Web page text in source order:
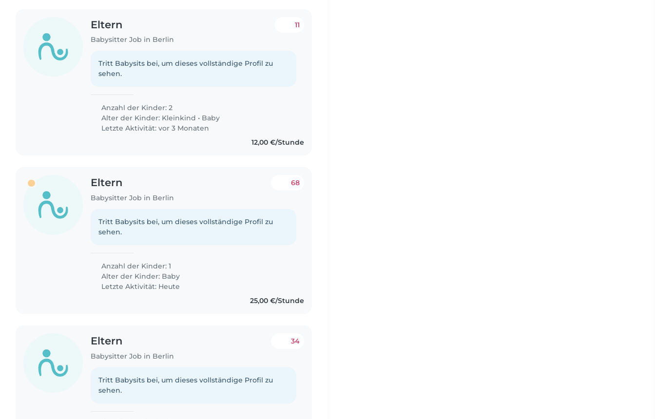
Eltern
Babysitter Job in Berlin
11
Tritt Babysits bei, um dieses vollständige Profil zu
sehen.
Anzahl der Kinder: 2
Alter der Kinder: Kleinkind • Baby
Letzte Aktivität: vor 3 Monaten
12,00 €/Stunde
Eltern
Babysitter Job in Berlin
68
Tritt Babysits bei, um dieses vollständige Profil zu
sehen.
Anzahl der Kinder: 1
Alter der Kinder: Baby
Letzte Aktivität: Heute
25,00 €/Stunde
Eltern
Babysitter Job in Berlin
34
Tritt Babysits bei, um dieses vollständige Profil zu
sehen.